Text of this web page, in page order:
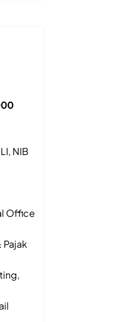
NIB
Office
Pajak